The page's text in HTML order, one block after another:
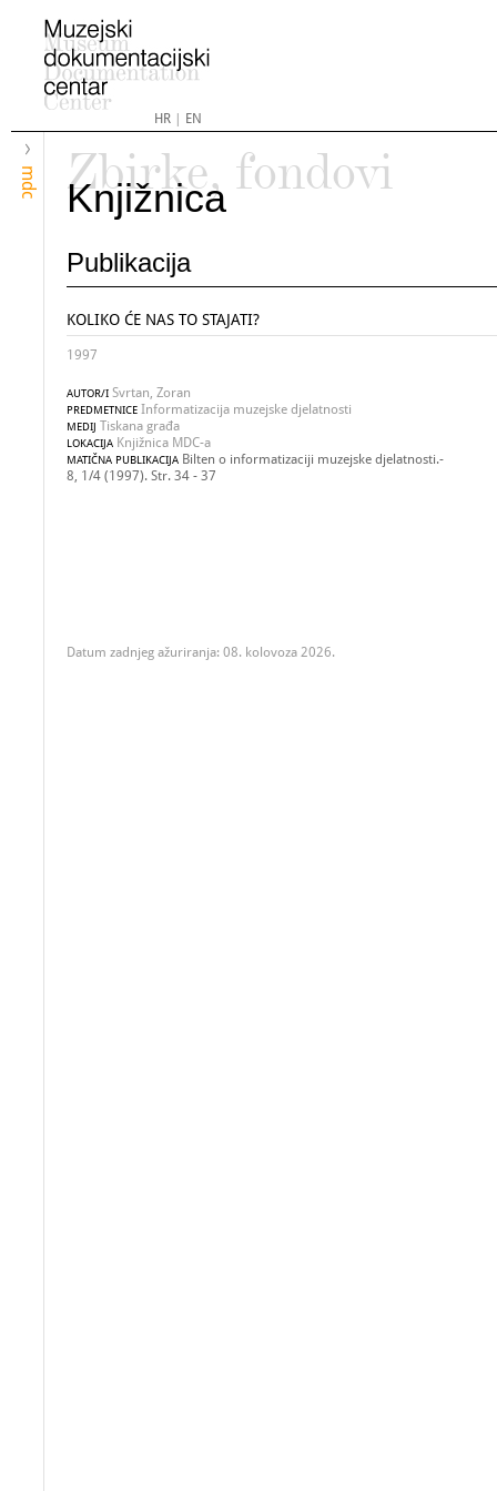
HR| EN
mdc
Zbirke, fondovi
Knjižnica
Publikacija
KOLIKO ĆE NAS TO STAJATI?
1997
AUTOR/I Svrtan, Zoran
PREDMETNICE Informatizacija muzejske djelatnosti
MEDIJ Tiskana građa
LOKACIJA Knjižnica MDC-a
MATIČNA PUBLIKACIJA Bilten o informatizaciji muzejske djelatnosti.-
8, 1/4 (1997). Str. 34 - 37
Datum zadnjeg ažuriranja: 08. kolovoza 2026.